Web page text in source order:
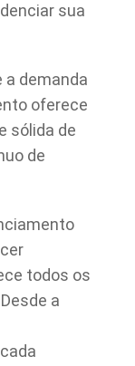
sua
a demanda
oferece
sólida de
de
todos os
a